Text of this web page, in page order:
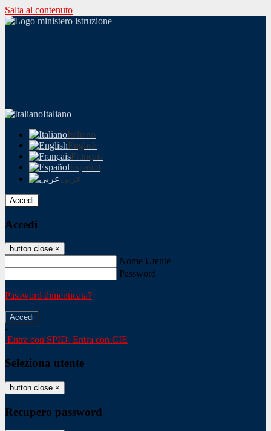
Salta al contenuto
Italiano
Italiano
English
Français
Español
عربى
Accedi
Accedi
button close ×
Nome Utente
Password
Password dimenticata?
-
Entra con SPID Entra con CIE
Seleziona utente
button close ×
Recupero password